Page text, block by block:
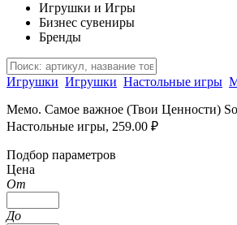
Игрушки и Игры
Бизнес сувениры
Бренды
Игрушки Игрушки Настольные игры
Мемо. Самое важное (Твои Ценности)
Настольные игры, 259.00 ₽
Подбор параметров
Цена
От
До